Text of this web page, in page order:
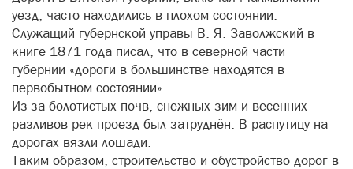
уезд, часто находились в плохом состоянии.
Служащий губернской управы В. Я. Заволжский в
книге 1871 года писал, что в северной части
губернии «дороги в большинстве находятся в
первобытном состоянии».
Из-за болотистых почв, снежных зим и весенних
разливов рек проезд был затруднён. В распутицу на
дорогах вязли лошади.
Таким образом, строительство и обустройство дорог в